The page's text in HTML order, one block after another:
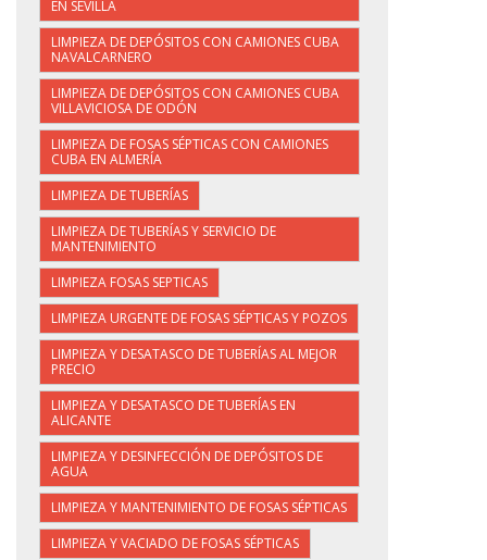
EN SEVILLA
LIMPIEZA DE DEPÓSITOS CON CAMIONES CUBA
NAVALCARNERO
LIMPIEZA DE DEPÓSITOS CON CAMIONES CUBA
VILLAVICIOSA DE ODÓN
LIMPIEZA DE FOSAS SÉPTICAS CON CAMIONES
CUBA EN ALMERÍA
LIMPIEZA DE TUBERÍAS
LIMPIEZA DE TUBERÍAS Y SERVICIO DE
MANTENIMIENTO
LIMPIEZA FOSAS SEPTICAS
LIMPIEZA URGENTE DE FOSAS SÉPTICAS Y POZOS
LIMPIEZA Y DESATASCO DE TUBERÍAS AL MEJOR
PRECIO
LIMPIEZA Y DESATASCO DE TUBERÍAS EN
ALICANTE
LIMPIEZA Y DESINFECCIÓN DE DEPÓSITOS DE
AGUA
LIMPIEZA Y MANTENIMIENTO DE FOSAS SÉPTICAS
LIMPIEZA Y VACIADO DE FOSAS SÉPTICAS